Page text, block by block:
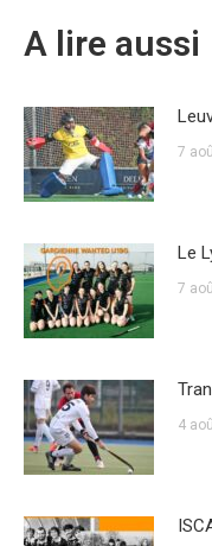
A lire aussi
7
Le
7
4